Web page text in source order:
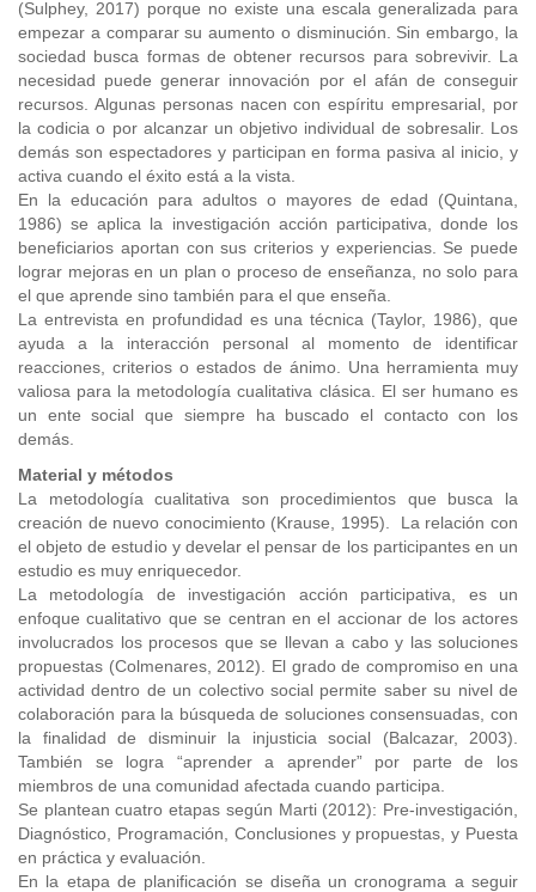
(Sulphey, 2017) porque no existe una escala generalizada para
empezar a comparar su aumento o disminución. Sin embargo, la
sociedad busca formas de obtener recursos para sobrevivir. La
necesidad puede generar innovación por el afán de conseguir
recursos. Algunas personas nacen con espíritu empresarial, por
la codicia o por alcanzar un objetivo individual de sobresalir. Los
demás son espectadores y participan en forma pasiva al inicio, y
activa cuando el éxito está a la vista.
En la educación para adultos o mayores de edad (Quintana,
1986) se aplica la investigación acción participativa, donde los
beneficiarios aportan con sus criterios y experiencias. Se puede
lograr mejoras en un plan o proceso de enseñanza, no solo para
el que aprende sino también para el que enseña.
La entrevista en profundidad es una técnica (Taylor, 1986), que
ayuda a la interacción personal al momento de identificar
reacciones, criterios o estados de ánimo. Una herramienta muy
valiosa para la metodología cualitativa clásica. El ser humano es
un ente social que siempre ha buscado el contacto con los
demás.
Material y métodos
La metodología cualitativa son procedimientos que busca la
creación de nuevo conocimiento (Krause, 1995). La relación con
el objeto de estudio y develar el pensar de los participantes en un
estudio es muy enriquecedor.
La metodología de investigación acción participativa, es un
enfoque cualitativo que se centran en el accionar de los actores
involucrados los procesos que se llevan a cabo y las soluciones
propuestas (Colmenares, 2012). El grado de compromiso en una
actividad dentro de un colectivo social permite saber su nivel de
colaboración para la búsqueda de soluciones consensuadas, con
la finalidad de disminuir la injusticia social (Balcazar, 2003).
También se logra “aprender a aprender” por parte de los
miembros de una comunidad afectada cuando participa.
Se plantean cuatro etapas según Marti (2012): Pre-investigación,
Diagnóstico, Programación, Conclusiones y propuestas, y Puesta
en práctica y evaluación.
En la etapa de planificación se diseña un cronograma a seguir